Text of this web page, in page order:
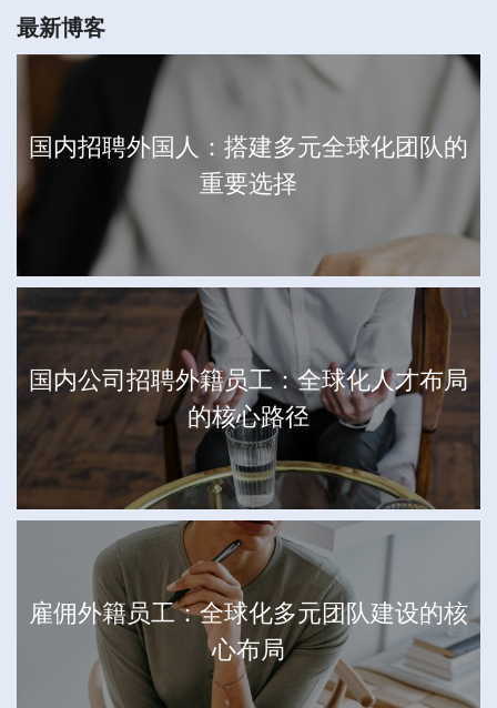
最新博客
国内招聘外国人：搭建多元全球化团队的
重要选择
国内公司招聘外籍员工：全球化人才布局
的核心路径
雇佣外籍员工：全球化多元团队建设的核
心布局